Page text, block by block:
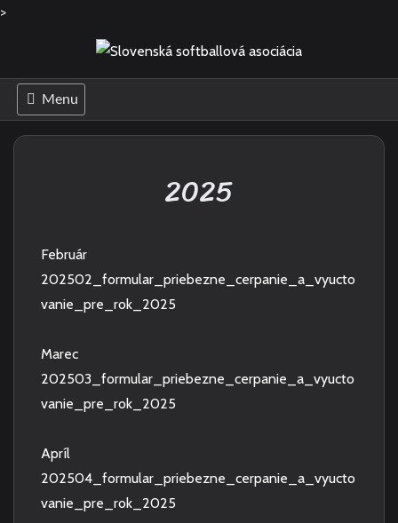
>
content
Menu
2025
Február
202502_formular_priebezne_cerpanie_a_vyucto
vanie_pre_rok_2025
Marec
202503_formular_priebezne_cerpanie_a_vyucto
vanie_pre_rok_2025
Apríl
202504_formular_priebezne_cerpanie_a_vyucto
vanie_pre_rok_2025